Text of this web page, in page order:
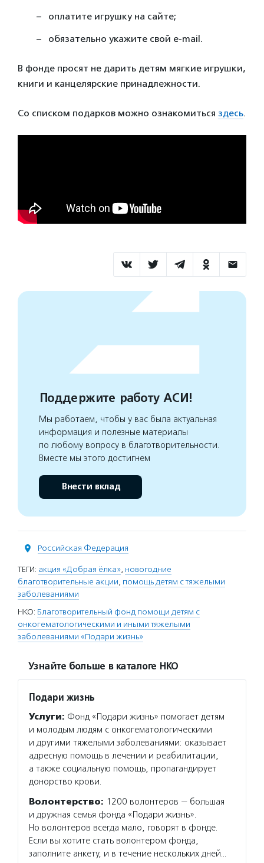
оплатите игрушку на сайте;
обязательно укажите свой e-mail.
В фонде просят не дарить детям мягкие игрушки,
книги и канцелярские принадлежности.
Со списком подарков можно ознакомиться здесь.
Поддержите работу АСИ!
Мы работаем, чтобы у вас была актуальная
информация и полезные материалы
по любому вопросу в благотворительности.
Вместе мы этого достигнем
Внести вклад
Российская Федерация
ТЕГИ: акция «Добрая ёлка», новогодние
благотворительные акции, помощь детям с тяжелыми
заболеваниями
НКО: Благотворительный фонд помощи детям с
онкогематологическими и иными тяжелыми
заболеваниями «Подари жизнь»
Узнайте больше в каталоге НКО
Подари жизнь
Услуги: Фонд «Подари жизнь» помогает детям
и молодым людям с онкогематологическими
и другими тяжелыми заболеваниями: оказывает
адресную помощь в лечении и реабилитации,
а также социальную помощь, пропагандирует
донорство крови.
Волонтерство: 1200 волонтеров — большая
и дружная семья фонда «Подари жизнь».
Но волонтеров всегда мало, говорят в фонде.
Если вы хотите стать волонтером фонда,
заполните анкету, и в течение нескольких дней…